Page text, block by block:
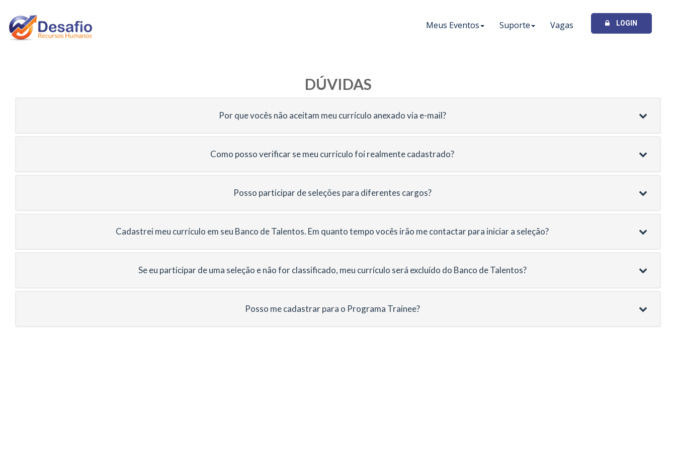
Meus Eventos Suporte Vagas LOGIN
DÚVIDAS
Por que vocês não aceitam meu currículo anexado via e-mail?
Como posso verificar se meu currículo foi realmente cadastrado?
Posso participar de seleções para diferentes cargos?
Cadastrei meu currículo em seu Banco de Talentos. Em quanto tempo vocês irão me contactar para iniciar a seleção?
Se eu participar de uma seleção e não for classificado, meu currículo será excluído do Banco de Talentos?
Posso me cadastrar para o Programa Trainee?